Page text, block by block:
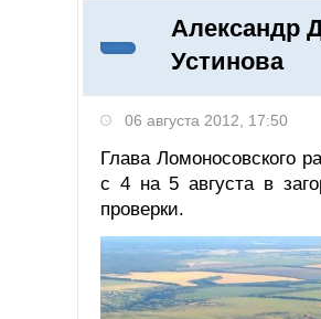
Поиск
Александр
Устинова
06 августа 2012, 17:50
Глава Ломоносовского
с 4 на 5 августа в
проверки.